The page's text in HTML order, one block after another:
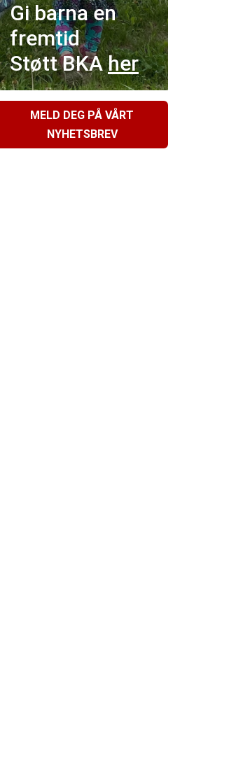
Gi barna en
fremtid
Støtt BKAher
MELD DEG PÅ VÅRT
NYHETSBREV